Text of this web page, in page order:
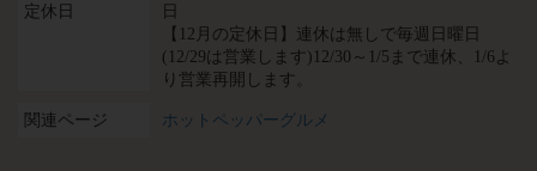
定休日
日
【12月の定休日】連休は無しで毎週日曜日
(12/29は営業します)12/30～1/5まで連休、1/6よ
り営業再開します。
関連ページ ホットペッパーグルメ